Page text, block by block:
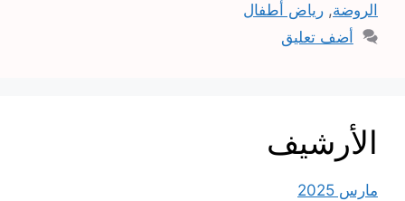
الروضة, رياض أطفال
أضف تعليق
الأرشيف
مارس 2025